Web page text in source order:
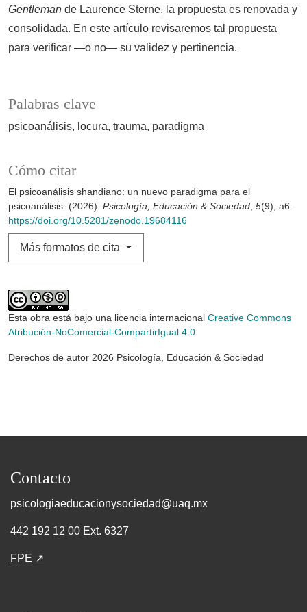
Palabras clave
psicoanálisis locura trauma paradigma
Cómo citar
El psicoanálisis shandiano: un nuevo paradigma para el
psicoanálisis. (2026). Psicología, Educación & Sociedad, 5(9), a6.
https://doi.org/10.5281/zenodo.19684116
Más formatos de cita
Gentleman de Laurence Sterne, la propuesta es renovada y
consolidada. En este artículo revisaremos tal propuesta
para verificar —o no— su validez y pertinencia.
Esta obra está bajo una licencia internacional Creative Commons
Atribución-NoComercial-CompartirIgual 4.0.
Derechos de autor 2026 Psicología, Educación & Sociedad
Contacto
psicologiaeducacionysociedad@uaq.mx
442 192 12 00 Ext. 6327
FPE ↗